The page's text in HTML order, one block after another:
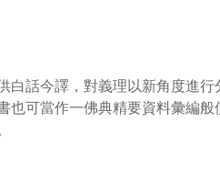
白話今譯，對義理以新角度進
也可當作一佛典精要資料彙編